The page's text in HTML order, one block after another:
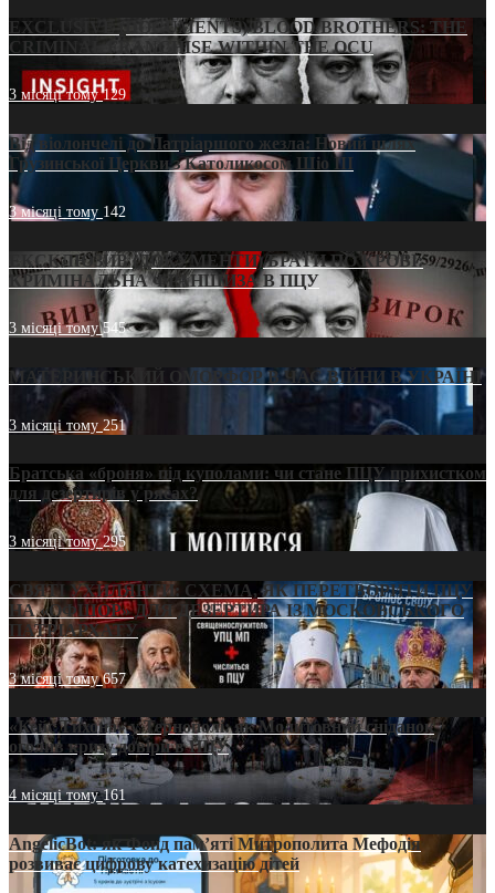
EXCLUSIVE (DOCUMENTS)/BLOOD BROTHERS: THE
CRIMINAL FRANCHISE WITHIN THE OCU
3 місяці тому129
Від віолончелі до Патріаршого жезла: Новий шлях
Грузинської Церкви з Католикосом Шіо III
3 місяці тому 142
ЕКСКЛЮЗИВ (ДОКУМЕНТИ)/БРАТИ ПО КРОВІ:
КРИМІНАЛЬНА ФРАНШИЗА В ПЦУ
3 місяці тому545
МАТЕРИНСЬКИЙ ОМОРФОР В ЧАС ВІЙНИ В УКРАЇНІ
3 місяці тому251
Братська «броня» під куполами: чи стане ПЦУ прихистком
для дезертирів у рясах?
3 місяці тому295
СВЯТІ УХИЛЯНТИ: СХЕМА, ЯК ПЕРЕТВОРИТИ ПЦУ
НА «ОФШОР» ДЛЯ ДЕЗЕРТИРА ІЗ МОСКОВСЬКОГО
ПАТРІАРХАТУ
3 місяці тому657
«Кейс Тихона» у Тернополі: як Молитовний сніданок
оголив кризу довіри в ПЦУ
4 місяці тому161
AngelicBot: як Фонд пам’яті Митрополита Мефодія
розвиває цифрову катехизацію дітей